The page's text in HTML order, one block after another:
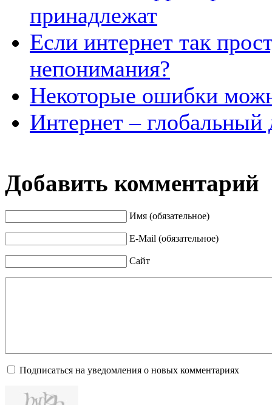
принадлежат
Если интернет так
непонимания?
Некоторые ошибки
Интернет – глобальный
Добавить комментарий
Имя (обязательное)
E-Mail (обязательное)
Сайт
Подписаться на уведомления о новых комментариях